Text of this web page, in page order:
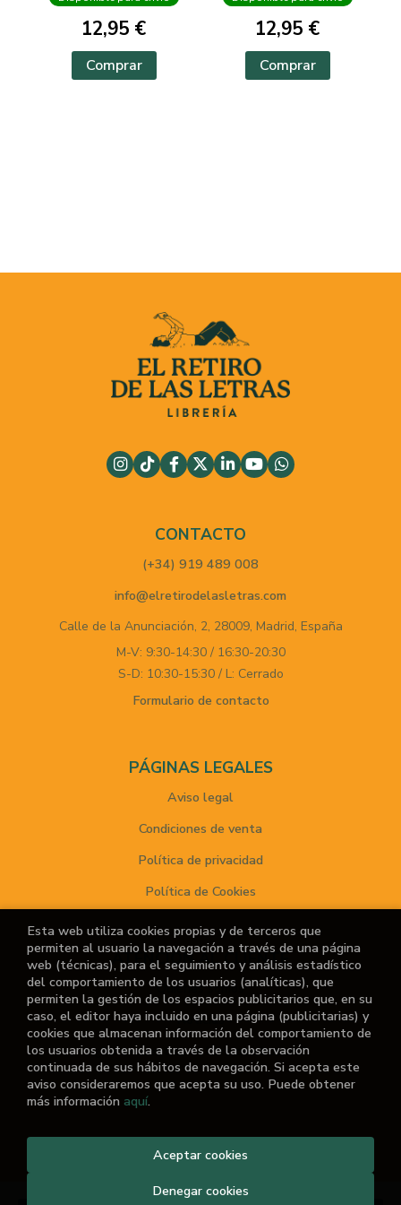
12,95 €
Comprar
12,95 €
Comprar
CONTACTO
(+34) 919 489 008
info@elretirodelasletras.com
Calle de la Anunciación, 2, 28009, Madrid, España
M-V: 9:30-14:30 / 16:30-20:30
S-D: 10:30-15:30 / L: Cerrado
Formulario de contacto
PÁGINAS LEGALES
Aviso legal
Condiciones de venta
Política de privacidad
Política de Cookies
ATENCIÓN AL CLIENTE
Quiénes somos
Noticias
¿No encuentras el libro que buscas?
El Retiro de las Letras. Todos los Derechos
Esta web utiliza cookies propias y de terceros que
permiten al usuario la navegación a través de una página
web (técnicas), para el seguimiento y análisis estadístico
del comportamiento de los usuarios (analíticas), que
permiten la gestión de los espacios publicitarios que, en su
caso, el editor haya incluido en una página (publicitarias) y
cookies que almacenan información del comportamiento de
los usuarios obtenida a través de la observación
continuada de sus hábitos de navegación. Si acepta este
aviso consideraremos que acepta su uso. Puede obtener
más información aquí.
Denegar cookies
Aceptar cookies